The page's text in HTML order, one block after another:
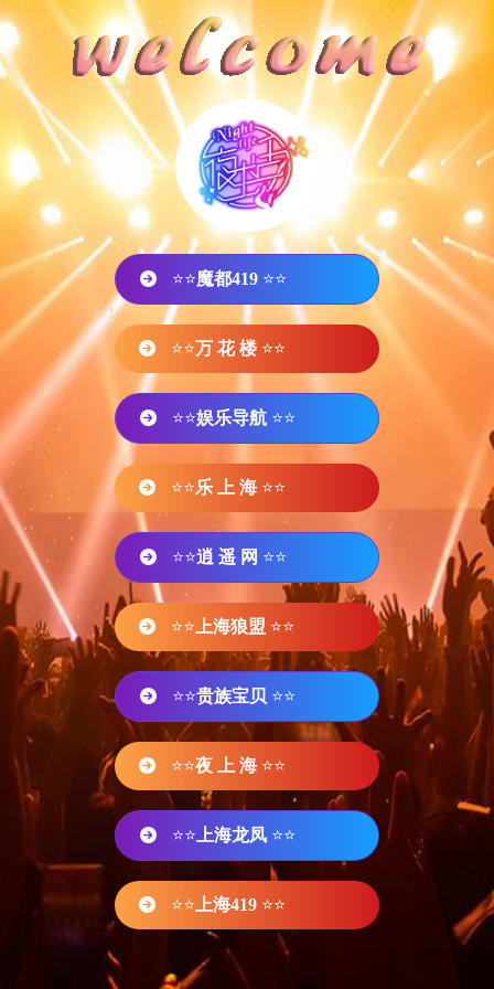
⭐⭐魔都419 ⭐⭐
⭐⭐万 花 楼 ⭐⭐
⭐⭐娱乐导航 ⭐⭐
⭐⭐乐 上 海 ⭐⭐
⭐⭐逍 遥 网 ⭐⭐
⭐⭐ 上海狼盟 ⭐⭐
⭐⭐贵族宝贝 ⭐⭐
⭐⭐夜 上 海 ⭐⭐
⭐⭐ 上海龙凤 ⭐⭐
⭐⭐ 上海419 ⭐⭐